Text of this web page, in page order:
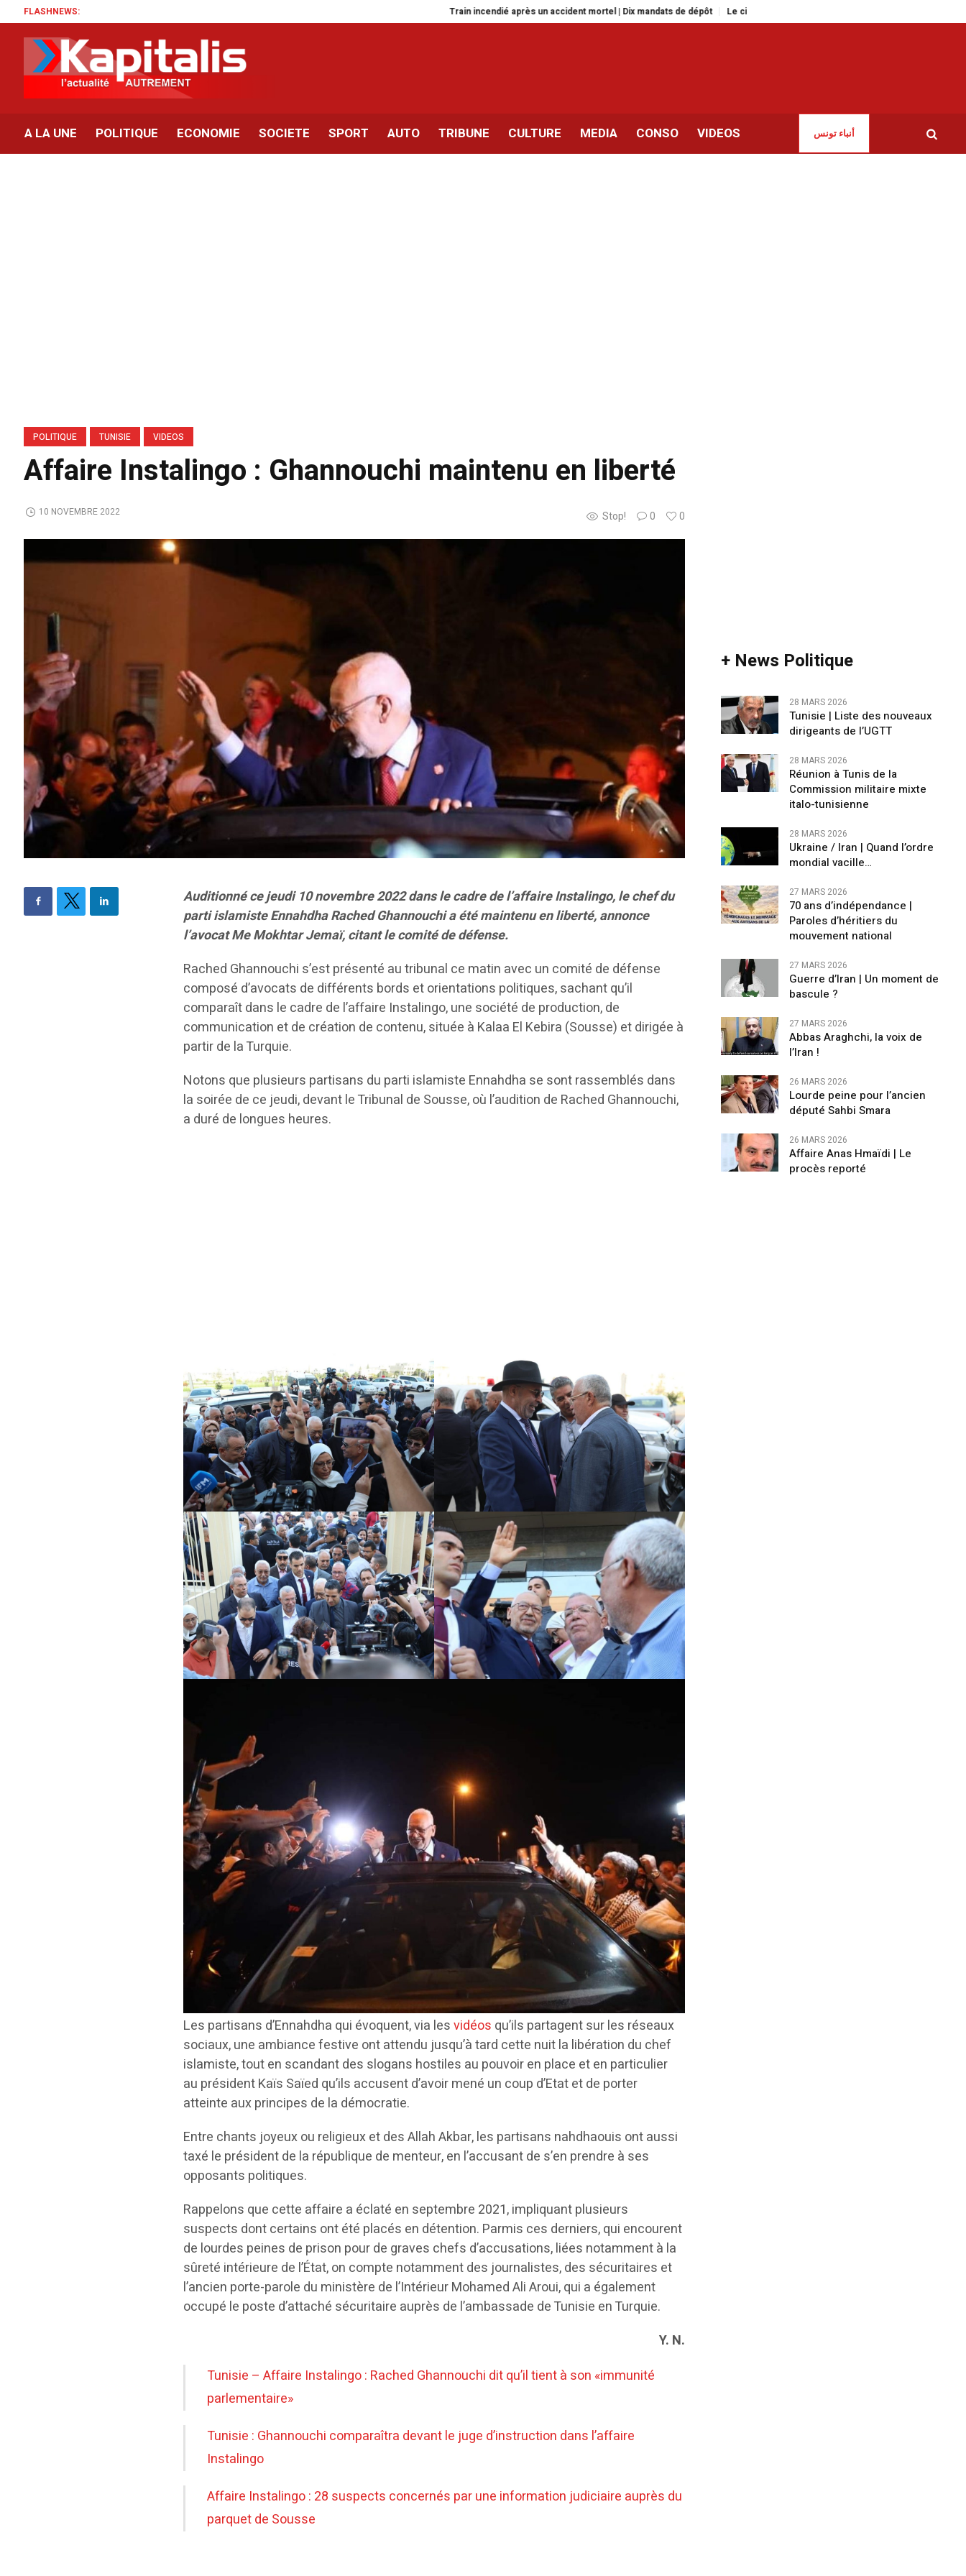
FLASHNEWS: Train incendié après un accident mortel | Dix mandats de dépôt Le cinéma tunisien en force à la 15ᵉ édition du Festival du film africain de
A LA UNE POLITIQUE ECONOMIE SOCIETE SPORT AUTO TRIBUNE CULTURE MEDIA CONSO VIDEOS أنباء تونس
POLITIQUE TUNISIE VIDEOS
Affaire Instalingo : Ghannouchi maintenu en liberté
Stop! 0 0
10 NOVEMBRE 2022
Auditionné ce jeudi 10 novembre 2022 dans le cadre de l’affaire Instalingo, le chef du
parti islamiste Ennahdha Rached Ghannouchi a été maintenu en liberté, annonce
l’avocat Me Mokhtar Jemaï, citant le comité de défense.
Rached Ghannouchi s’est présenté au tribunal ce matin avec un comité de défense
composé d’avocats de différents bords et orientations politiques, sachant qu’il
comparaît dans le cadre de l’affaire Instalingo, une société de production, de
communication et de création de contenu, située à Kalaa El Kebira (Sousse) et dirigée à
partir de la Turquie.
Notons que plusieurs partisans du parti islamiste Ennahdha se sont rassemblés dans
la soirée de ce jeudi, devant le Tribunal de Sousse, où l’audition de Rached Ghannouchi,
a duré de longues heures.
Les partisans d’Ennahdha qui évoquent, via lesvidéos qu’ils partagent sur les réseaux
sociaux, une ambiance festive ont attendu jusqu’à tard cette nuit la libération du chef
islamiste, tout en scandant des slogans hostiles au pouvoir en place et en particulier
au président Kaïs Saïed qu’ils accusent d’avoir mené un coup d’Etat et de porter
atteinte aux principes de la démocratie.
Entre chants joyeux ou religieux et des Allah Akbar, les partisans nahdhaouis ont aussi
taxé le président de la république de menteur, en l’accusant de s’en prendre à ses
opposants politiques.
Rappelons que cette affaire a éclaté en septembre 2021, impliquant plusieurs
suspects dont certains ont été placés en détention. Parmis ces derniers, qui encourent
de lourdes peines de prison pour de graves chefs d’accusations, liées notamment à la
sûreté intérieure de l’État, on compte notamment des journalistes, des sécuritaires et
l’ancien porte-parole du ministère de l’Intérieur Mohamed Ali Aroui, qui a également
occupé le poste d’attaché sécuritaire auprès de l’ambassade de Tunisie en Turquie.
Y. N.
Tunisie – Affaire Instalingo : Rached Ghannouchi dit qu’il tient à son «immunité
parlementaire»
Tunisie : Ghannouchi comparaîtra devant le juge d’instruction dans l’affaire
Instalingo
Affaire Instalingo : 28 suspects concernés par une information judiciaire auprès du
parquet de Sousse
+ News Politique
28 MARS 2026
Tunisie | Liste des nouveaux
dirigeants de l’UGTT
28 MARS 2026
Réunion à Tunis de la
Commission militaire mixte
italo-tunisienne
28 MARS 2026
Ukraine / Iran | Quand l’ordre
mondial vacille…
27 MARS 2026
70 ans d’indépendance |
Paroles d’héritiers du
mouvement national
27 MARS 2026
Guerre d’Iran | Un moment de
bascule ?
27 MARS 2026
Abbas Araghchi, la voix de
l’Iran !
26 MARS 2026
Lourde peine pour l’ancien
député Sahbi Smara
26 MARS 2026
Affaire Anas Hmaïdi | Le
procès reporté